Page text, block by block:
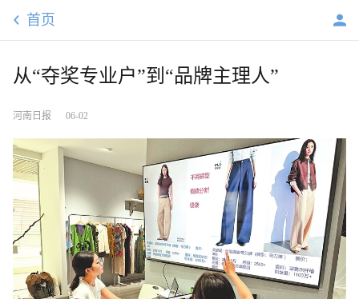
首页
从“夺奖专业户”到“品牌主理人”
河南日报 06-02